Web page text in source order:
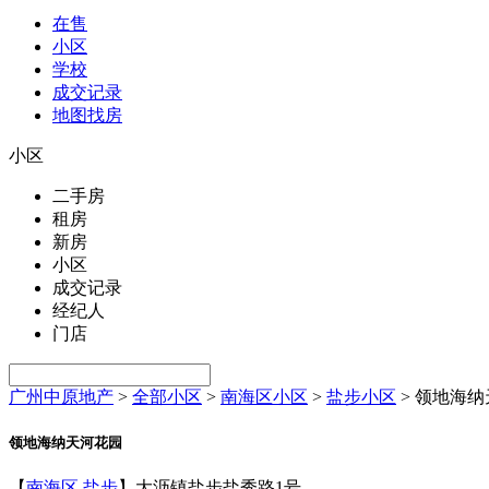
在售
小区
学校
成交记录
地图找房
小区
二手房
租房
新房
小区
成交记录
经纪人
门店
广州中原地产 > 全部小区 > 南海区小区 > 盐步小区 > 领地海纳
领地海纳天河花园